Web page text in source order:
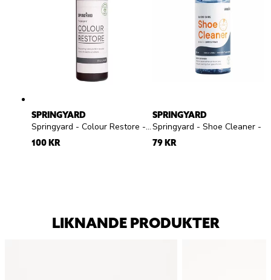
SPRINGYARD
Springyard - Colour Restore - Färglös flytande skokräm för mocka och nubuck
100 KR
SPRINGYARD
79 KR
LIKNANDE PRODUKTER